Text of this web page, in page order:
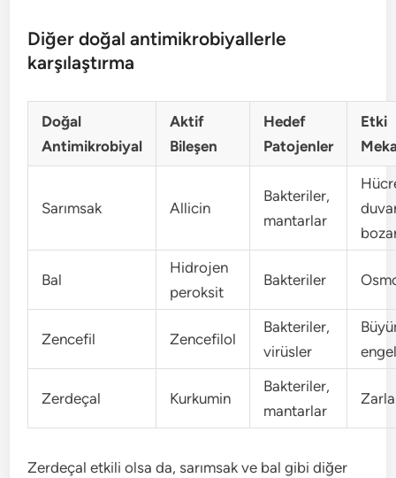
Diğer doğal antimikrobiyallerle
karşılaştırma
Doğal
Antimikrobiyal
Aktif
Bileşen
Hedef
Patojenler
Etki
Sarımsak Allicin
Bakteriler,
mantarlar
Bal
Hidrojen
peroksit
Bakteriler
Zencefil Zencefilol
Bakteriler,
virüsler
Zerdeçal Kurkumin
Bakteriler,
mantarlar
Zerdeçal etkili olsa da, sarımsak ve bal gibi diğer